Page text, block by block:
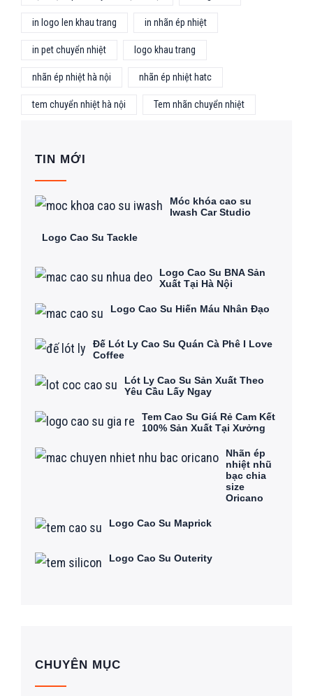
in logo len khau trang in nhãn ép nhiệt
in pet chuyển nhiệt logo khau trang
nhãn ép nhiệt hà nội nhãn ép nhiệt hatc
tem chuyển nhiệt hà nội Tem nhãn chuyển nhiệt
TIN MỚI
Móc khóa cao su
Iwash Car Studio
Logo Cao Su Tackle
Logo Cao Su BNA Sản
Xuất Tại Hà Nội
Logo Cao Su Hiến Máu Nhân Đạo
Đế Lót Ly Cao Su Quán Cà Phê I Love
Coffee
Lót Ly Cao Su Sản Xuất Theo
Yêu Cầu Lấy Ngay
Tem Cao Su Giá Rẻ Cam Kết
100% Sản Xuất Tại Xưởng
Nhãn ép
nhiệt nhũ
bạc chia
size
Oricano
Logo Cao Su Maprick
Logo Cao Su Outerity
CHUYÊN MỤC